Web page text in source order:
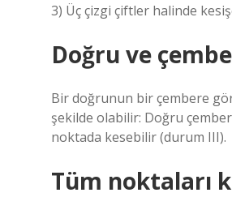
3) Üç çizgi çiftler halinde
Doğru ve
Bir doğrunun bir çembere
şekilde olabilir: Doğru
noktada kesebilir (durum III).
Tüm noktaları